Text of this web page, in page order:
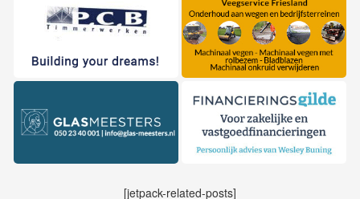
[jetpack-related-posts]